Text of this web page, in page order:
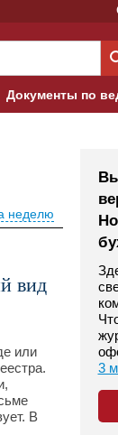
Документы по
Верховный Суд
Минфин
Пенсионный
Правительство
неделю
вид
или
В
3